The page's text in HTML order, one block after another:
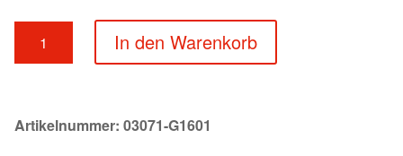
In den Warenkorb
Artikelnummer: 03071-G1601